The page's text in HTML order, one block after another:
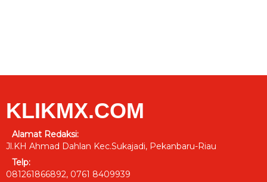
KLIKMX.COM
Alamat Redaksi:
Jl.KH Ahmad Dahlan Kec.Sukajadi, Pekanbaru-Riau
Telp:
081261866892, 0761 8409939